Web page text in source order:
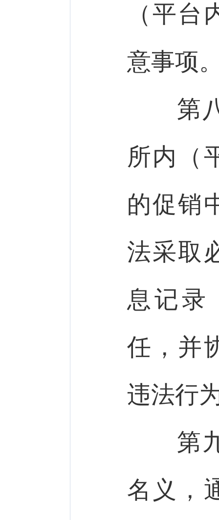
（平
意事项
第
所内（
的促销
法采取
息记录
任，并
违法行
第
名义，